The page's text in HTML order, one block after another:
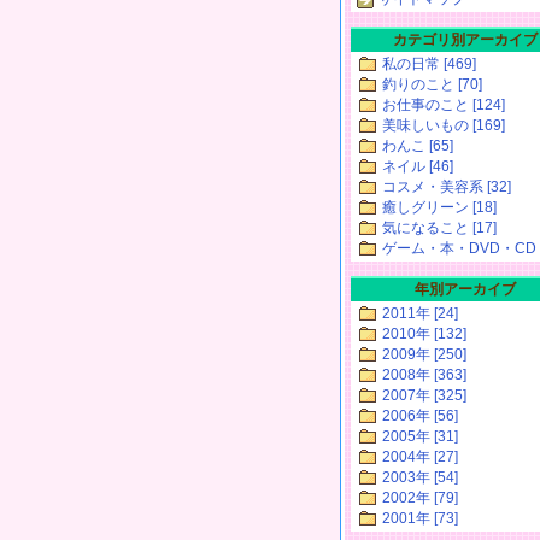
カテゴリ別アーカイブ
私の日常 [469]
釣りのこと [70]
お仕事のこと [124]
美味しいもの [169]
わんこ [65]
ネイル [46]
コスメ・美容系 [32]
癒しグリーン [18]
気になること [17]
ゲーム・本・DVD・CD
年別アーカイブ
2011年 [24]
2010年 [132]
2009年 [250]
2008年 [363]
2007年 [325]
2006年 [56]
2005年 [31]
2004年 [27]
2003年 [54]
2002年 [79]
2001年 [73]